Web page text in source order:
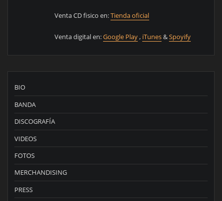
Venta CD fisico en:Tienda oficial
Venta digital en:Google Play, iTunes&Spoyify
BIO
BANDA
DISCOGRAFÍA
VIDEOS
FOTOS
MERCHANDISING
PRESS